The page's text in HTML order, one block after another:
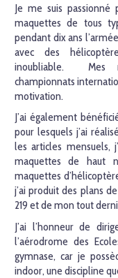
Je me suis
maquettes de tous
pendant dix ans
avec des
inoubliable. Mes
championnats
motivation.
J’ai également
pour lesquels j’ai
les articles mensuels,
maquettes de haut
maquettes
j’ai produit des plans
219 et de mon tout
J’ai l’honneur de
l’aérodrome des
gymnase, car je
indoor, une discipline